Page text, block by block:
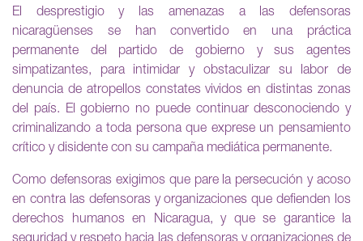
El desprestigio y las amenazas a las defensoras
nicaragüenses se han convertido en una práctica
permanente del partido de gobierno y sus agentes
simpatizantes, para intimidar y obstaculizar su labor de
denuncia de atropellos constates vividos en distintas zonas
del país. El gobierno no puede continuar desconociendo y
criminalizando a toda persona que exprese un pensamiento
crítico y disidente con su campaña mediática permanente.
Como defensoras exigimos que pare la persecución y acoso
en contra las defensoras y organizaciones que defienden los
derechos humanos en Nicaragua, y que se garantice la